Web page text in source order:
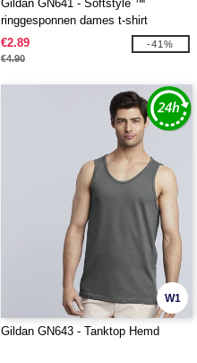
Gildan GN641 - Softstyle ™
ringgesponnen dames t-shirt
€2.89
€4.90
-41%
W1
Gildan GN643 - Tanktop Hemd